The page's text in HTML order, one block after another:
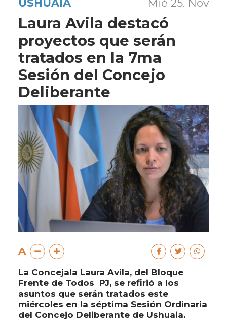
USHUAIA Mié 25. Nov
Laura Avila destacó
proyectos que serán
tratados en la 7ma
Sesión del Concejo
Deliberante
A
La Concejala Laura Avila, del Bloque
Frente de Todos  PJ, se refirió a los
asuntos que serán tratados este
miércoles en la séptima Sesión Ordinaria
del Concejo Deliberante de Ushuaia.